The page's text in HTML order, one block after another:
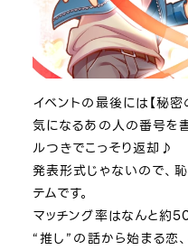
イベントの最後には【秘密
気になるあの人の番号
ルつきでこっそり返却♪
発表形式じゃないので、
テムです。
マッチング率はなんと約
“推し”の話から始まる恋